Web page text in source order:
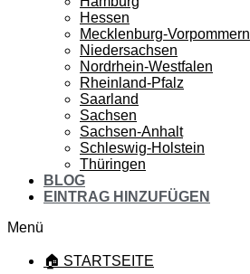
Hessen
Mecklenburg-Vorpommern
Niedersachsen
Nordrhein-Westfalen
Rheinland-Pfalz
Saarland
Sachsen
Sachsen-Anhalt
Schleswig-Holstein
Thüringen
BLOG
EINTRAG HINZUFÜGEN
Menü
🏠 STARTSEITE